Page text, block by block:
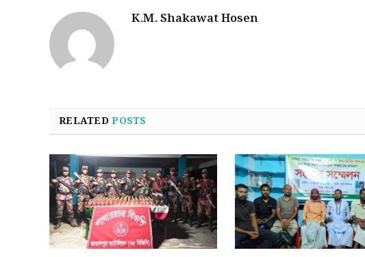
K.M. Shakawat Hosen
RELATEDPOSTS